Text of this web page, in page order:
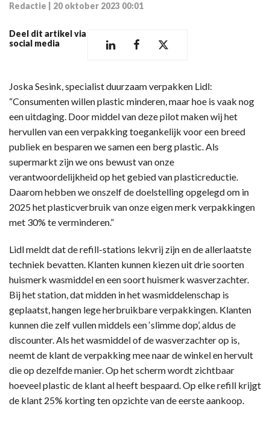
Redactie 20 oktober 2023 00:01
Deel dit artikel via
social media
Joska Sesink, specialist duurzaam verpakken Lidl:
“Consumenten willen plastic minderen, maar hoe is vaak nog
een uitdaging. Door middel van deze pilot maken wij het
hervullen van een verpakking toegankelijk voor een breed
publiek en besparen we samen een berg plastic. Als
supermarkt zijn we ons bewust van onze
verantwoordelijkheid op het gebied van plasticreductie.
Daarom hebben we onszelf de doelstelling opgelegd om in
2025 het plasticverbruik van onze eigen merk verpakkingen
met 30% te verminderen.”
Lidl meldt dat de refill-stations lekvrij zijn en de allerlaatste
techniek bevatten. Klanten kunnen kiezen uit drie soorten
huismerk wasmiddel en een soort huismerk wasverzachter.
Bij het station, dat midden in het wasmiddelenschap is
geplaatst, hangen lege herbruikbare verpakkingen. Klanten
kunnen die zelf vullen middels een ‘slimme dop’, aldus de
discounter. Als het wasmiddel of de wasverzachter op is,
neemt de klant de verpakking mee naar de winkel en hervult
die op dezelfde manier. Op het scherm wordt zichtbaar
hoeveel plastic de klant al heeft bespaard. Op elke refill krijgt
de klant 25% korting ten opzichte van de eerste aankoop.